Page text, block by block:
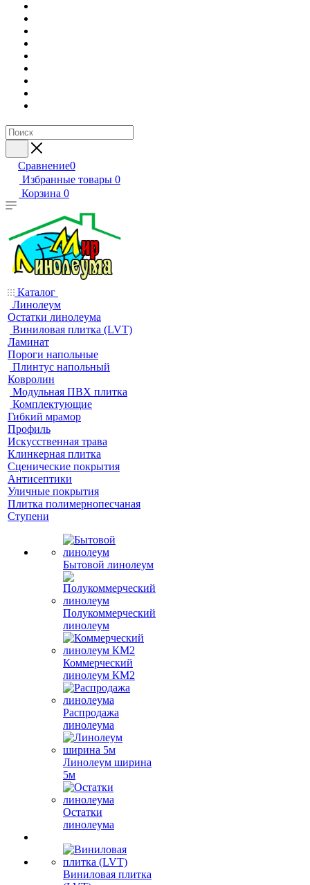
Сравнение0
Избранные товары 0
Корзина 0
Каталог
Линолеум
Остатки линолеума
Виниловая плитка (LVT)
Ламинат
Пороги напольные
Плинтус напольный
Ковролин
Модульная ПВХ плитка
Комплектующие
Гибкий мрамор
Профиль
Искусственная трава
Клинкерная плитка
Сценические покрытия
Антисептики
Уличные покрытия
Плитка полимернопесчаная
Ступени
Бытовой линолеум
Полукоммерческий
линолеум
Коммерческий
линолеум КМ2
Распродажа
линолеума
Линолеум ширина
5м
Остатки
линолеума
Виниловая плитка